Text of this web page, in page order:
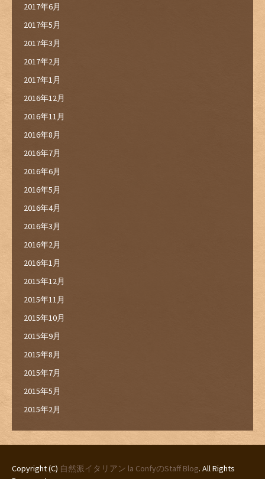
2017年6月
2017年5月
2017年3月
2017年2月
2017年1月
2016年12月
2016年11月
2016年8月
2016年7月
2016年6月
2016年5月
2016年4月
2016年3月
2016年2月
2016年1月
2015年12月
2015年11月
2015年10月
2015年9月
2015年8月
2015年7月
2015年5月
2015年2月
Copyright (C) 自然派イタリアン la ConfyのStaff Blog. All Rights